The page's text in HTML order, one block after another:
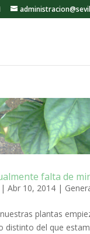
falta de
| Abr 10, 2014|
plantas
distinto del que